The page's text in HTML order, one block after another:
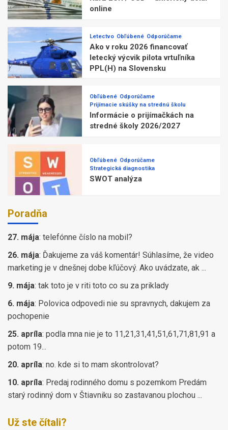
online
Letectvo Obľúbené Odporúčame
Ako v roku 2026 financovať
letecký výcvik pilota vrtuľníka
PPL(H) na Slovensku
Obľúbené Odporúčame
Prijímacie skúšky na strednú školu
Informácie o prijímačkách na
stredné školy 2026/2027
Obľúbené Odporúčame
Strategická diagnostika
SWOT analýza
Poradňa
27. mája: telefónne číslo na mobil?
26. mája: Ďakujeme za váš komentár! Súhlasíme, že video
marketing je v dnešnej dobe kľúčový. Ako uvádzate, ak ...
9. mája: tak toto je v riti toto co su za priklady
6. mája: Polovica odpovedi nie su spravnych, dakujem za
pochopenie
25. apríla: podla mna nie je to 11,21,31,41,51,61,71,81,91 a
potom 19...
20. apríla: no. kde si to mam skontrolovat?
10. apríla: Predaj rodinného domu s pozemkom Predám
starý rodinný dom v Štiavniku so zastavanou plochou ...
Už ste čítali?